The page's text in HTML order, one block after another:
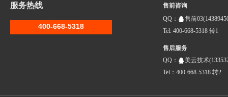
服务热线
400-668-5318
售前咨询
QQ：
售前
Tel: 400-668-5318 转1
售后服务
QQ：
美云技术
Tel：400-668-5318 转2